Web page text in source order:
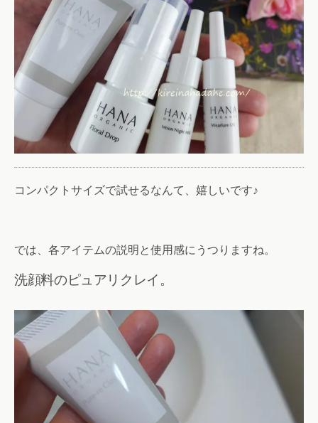
コンパクトサイズで試せるなんて、嬉しいです♪
では、各アイテムの説明と使用感にうつりますね。
洗顔料のピュアリクレイ。